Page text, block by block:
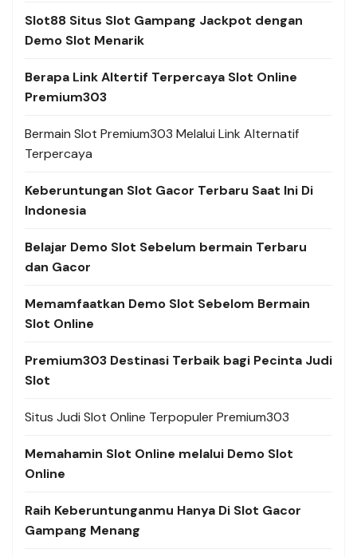
Slot88 Situs Slot Gampang Jackpot dengan
Demo Slot Menarik
Berapa Link Altertif Terpercaya Slot Online
Premium303
Bermain Slot Premium303 Melalui Link Alternatif
Terpercaya
Keberuntungan Slot Gacor Terbaru Saat Ini Di
Indonesia
Belajar Demo Slot Sebelum bermain Terbaru
dan Gacor
Memamfaatkan Demo Slot Sebelom Bermain
Slot Online
Premium303 Destinasi Terbaik bagi Pecinta Judi
Slot
Situs Judi Slot Online Terpopuler Premium303
Memahamin Slot Online melalui Demo Slot
Online
Raih Keberuntunganmu Hanya Di Slot Gacor
Gampang Menang